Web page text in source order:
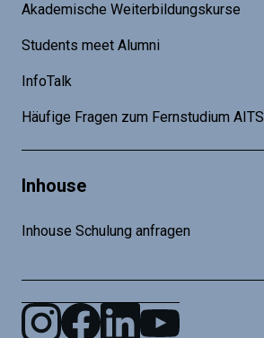
Akademische Weiterbildungskurse
Students meet Alumni
InfoTalk
Häufige Fragen zum Fernstudium AITS
Inhouse
Inhouse Schulung anfragen